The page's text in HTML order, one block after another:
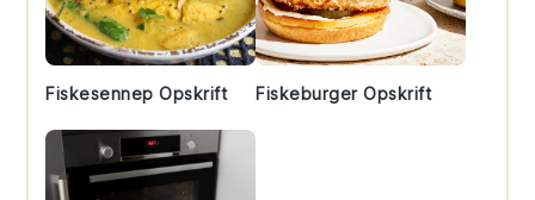
Fiskesennep Opskrift Fiskeburger Opskrift